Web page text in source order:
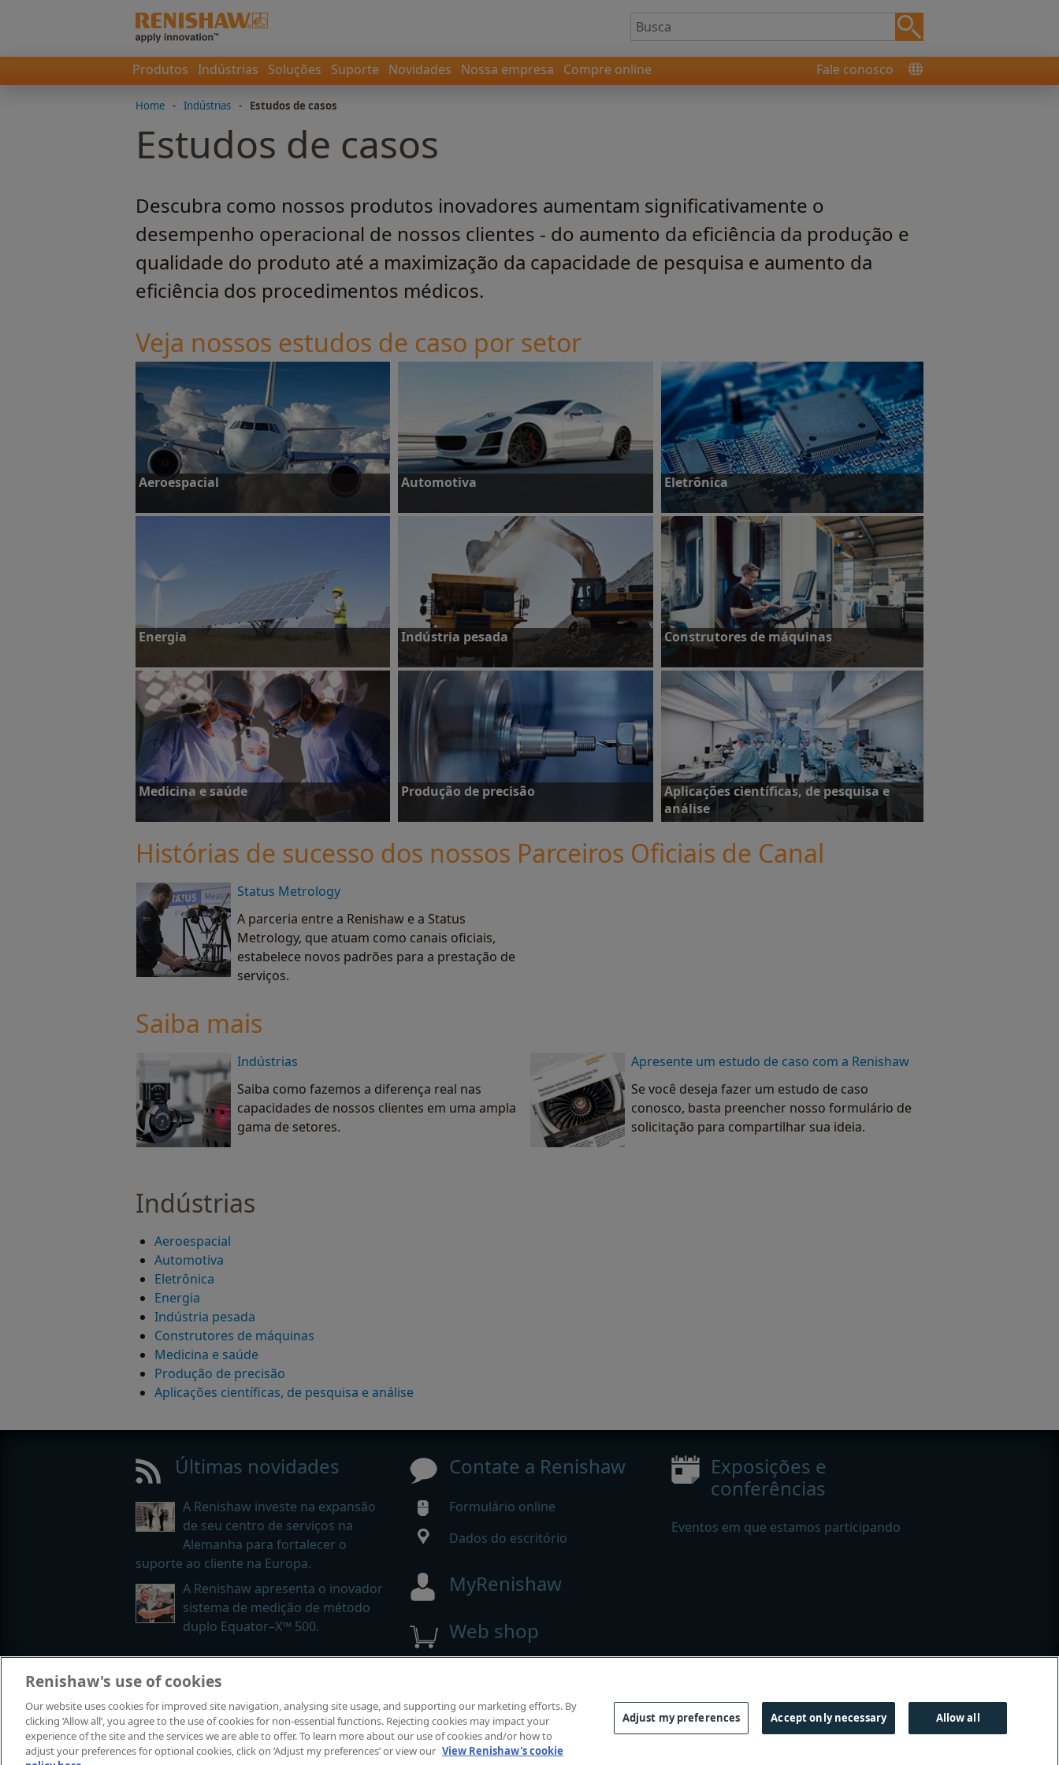
Produtos Indústrias Soluções Suporte Novidades Nossa empresa Compre online Fale conosco
Home - Indústrias - Estudos de casos
Estudos de casos
Descubra como nossos produtos inovadores aumentam significativamente o
desempenho operacional de nossos clientes - do aumento da eficiência da produção e
qualidade do produto até a maximização da capacidade de pesquisa e aumento da
eficiência dos procedimentos médicos.
Veja nossos estudos de caso por setor
Aeroespacial
Veja estudos de caso
Automotiva
Veja estudos de caso
Eletrônica
Veja estudos de caso
Energia
Veja estudos de caso
Indústria pesada
Veja estudos de caso
Construtores de máquinas
Medicina e saúde
Veja estudos de caso
Produção de precisão
Aplicações científicas, de pesquisa e
análise
Histórias de sucesso dos nossos Parceiros Oficiais de Canal
Status Metrology
A parceria entre a Renishaw e a Status
Metrology, que atuam como canais oficiais,
estabelece novos padrões para a prestação de
serviços.
Saiba mais
Indústrias
Saiba como fazemos a diferença real nas
capacidades de nossos clientes em uma ampla
gama de setores.
Apresente um estudo de caso com a Renishaw
Se você deseja fazer um estudo de caso
conosco, basta preencher nosso formulário de
solicitação para compartilhar sua ideia.
Indústrias
Aeroespacial
Automotiva
Eletrônica
Energia
Indústria pesada
Construtores de máquinas
Medicina e saúde
Produção de precisão
Aplicações científicas, de pesquisa e análise
Últimas novidades
A Renishaw investe na expansão
de seu centro de serviços na
Alemanha para fortalecer o
suporte ao cliente na Europa.
A Renishaw apresenta o inovador
sistema de medição de método
duplo Equator–X™ 500.
Contate a Renishaw
Formulário online
Dados do escritório
MyRenishaw
Web shop
Exposições e
conferências
Eventos em que estamos participando
Fale conosco|Legal e conformidade|Acessibilidade|Privacidade|Guia de cookies| Aviso de linguagem de gênero
Renishaw's use of cookies
Our website uses cookies for improved site navigation, analysing site usage, and supporting our marketing efforts. By
clicking ‘Allow all’, you agree to the use of cookies for non-essential functions. Rejecting cookies may impact your
experience of the site and the services we are able to offer. To learn more about our use of cookies and/or how to
adjust your preferences for optional cookies, click on ‘Adjust my preferences’ or view our View Renishaw's cookie
Adjust my preferences Accept only necessary Allow all